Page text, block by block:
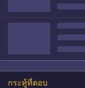
กระทู้ที่ตอบ